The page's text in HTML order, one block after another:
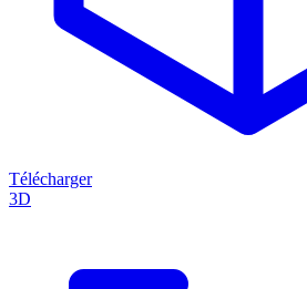
Télécharger
3D